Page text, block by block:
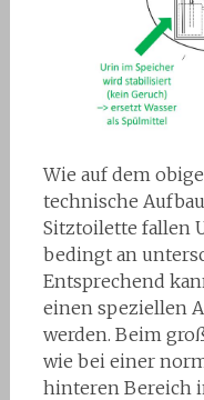
Wie auf dem
technische
Sitztoilette fallen
bedingt an
Entsprechend
einen speziellen
werden. Beim
wie bei einer
hinteren Bereich